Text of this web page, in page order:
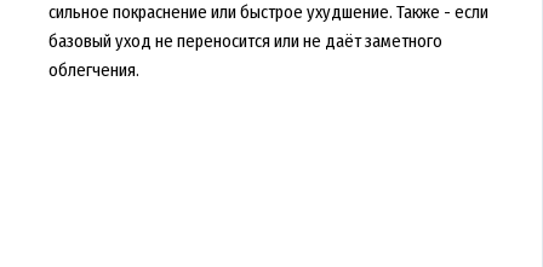
сильное покраснение или быстрое ухудшение. Также - если
базовый уход не переносится или не даёт заметного
облегчения.